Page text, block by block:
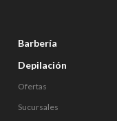
Barbería
Depilación
Ofertas
Sucursales